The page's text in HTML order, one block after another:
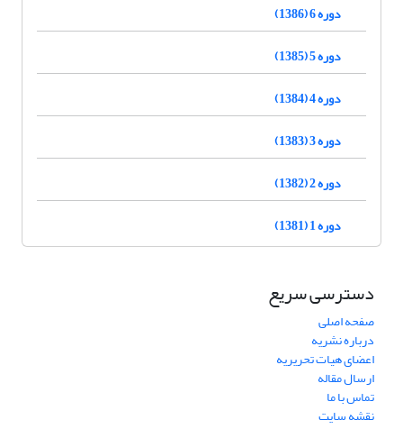
دوره 6 (1386)
دوره 5 (1385)
دوره 4 (1384)
دوره 3 (1383)
دوره 2 (1382)
دوره 1 (1381)
دسترسی سریع
صفحه اصلی
درباره نشریه
اعضای هیات تحریریه
ارسال مقاله
تماس با ما
نقشه سایت